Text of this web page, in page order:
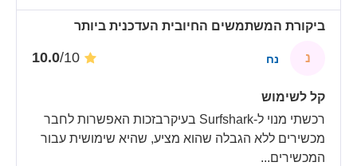
ביקורת המשתמשים החיובית העדכנית ביותר
נ נח /10
קל לשימוש
רכשתי מנוי ל-Surfshark בעיקרבזכות האפשרות לחבר
מכשירים ללא הגבלה שהוא מציע, שהיא שימושית עבור
המכשירים...